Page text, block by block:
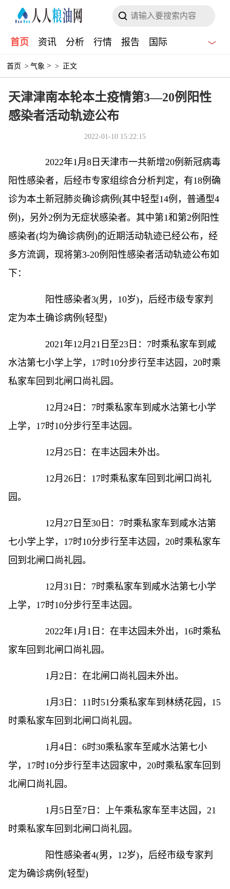
首页 资讯 分析 行情 报告 国际
首页 > 气象 > > 正文
天津津南本轮本土疫情第3—20例阳性
感染者活动轨迹公布
2022-01-10 15:22:15
2022年1月8日天津市一共新增20例新冠病毒
阳性感染者，后经市专家组综合分析判定，有18例确
诊为本土新冠肺炎确诊病例(其中轻型14例，普通型4
例)，另外2例为无症状感染者。其中第1和第2例阳性
感染者(均为确诊病例)的近期活动轨迹已经公布，经
多方流调，现将第3-20例阳性感染者活动轨迹公布如
下：
阳性感染者3(男，10岁)，后经市级专家判
定为本土确诊病例(轻型)
2021年12月21日至23日：7时乘私家车到咸
水沽第七小学上学，17时10分步行至丰达园，20时乘
私家车回到北闸口尚礼园。
12月24日：7时乘私家车到咸水沽第七小学
上学，17时10分步行至丰达园。
12月25日：在丰达园未外出。
12月26日：17时乘私家车回到北闸口尚礼
园。
12月27日至30日：7时乘私家车到咸水沽第
七小学上学，17时10分步行至丰达园，20时乘私家车
回到北闸口尚礼园。
12月31日：7时乘私家车到咸水沽第七小学
上学，17时10分步行至丰达园。
2022年1月1日：在丰达园未外出，16时乘私
家车回到北闸口尚礼园。
1月2日：在北闸口尚礼园未外出。
1月3日：11时51分乘私家车到林绣花园，15
时乘私家车回到北闸口尚礼园。
1月4日：6时30乘私家车至咸水沽第七小
学，17时10分步行至丰达园家中，20时乘私家车回到
北闸口尚礼园。
1月5日至7日：上午乘私家车至丰达园，21
时乘私家车回到北闸口尚礼园。
阳性感染者4(男，12岁)，后经市级专家判
定为确诊病例(轻型)